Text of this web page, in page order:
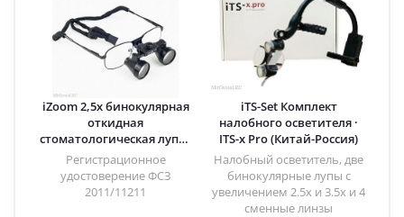
iZoom 2,5х бинокулярная
откидная
стоматологическая лупа ·
DentLight (США)
Регистрационное
удостоверение ФСЗ
2011/11211
iTS-Set Комплект
налобного осветителя ·
ITS-x Pro (Китай-Россия)
Налобный осветитель, две
бинокулярные лупы с
увеличением 2.5x и 3.5x и 4
сменные линзы